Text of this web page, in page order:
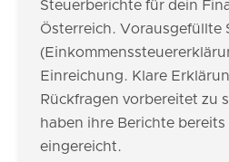
Steuerberichte für dein
Österreich. Vorausgefüllte
Einreichung. Klare
Rückfragen vorbereitet zu
haben ihre Berichte
eingereicht.